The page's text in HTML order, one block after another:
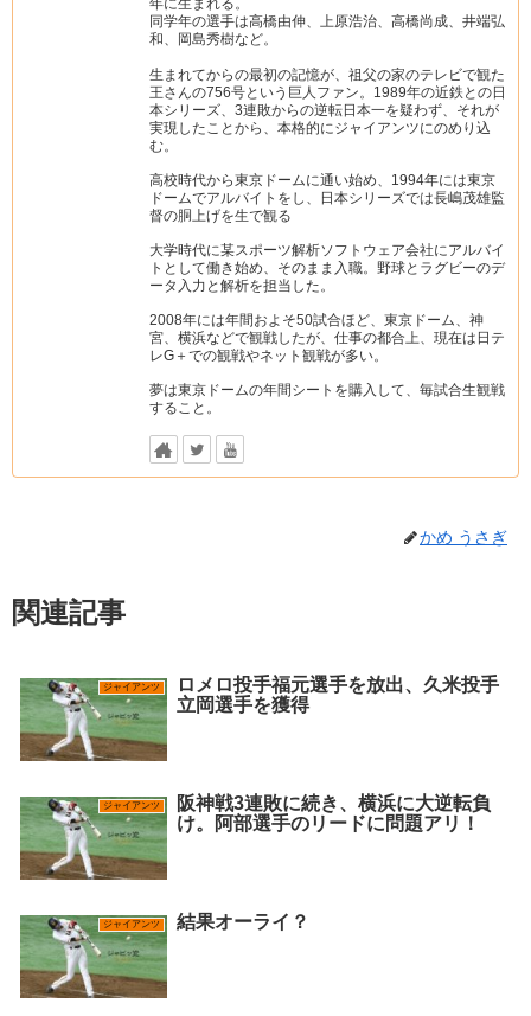
年に生まれる。
同学年の選手は高橋由伸、上原浩治、高橋尚成、井端弘
和、岡島秀樹など。
生まれてからの最初の記憶が、祖父の家のテレビで観た
王さんの756号という巨人ファン。1989年の近鉄との日
本シリーズ、3連敗からの逆転日本一を疑わず、それが
実現したことから、本格的にジャイアンツにのめり込
む。
高校時代から東京ドームに通い始め、1994年には東京
ドームでアルバイトをし、日本シリーズでは長嶋茂雄監
督の胴上げを生で観る
大学時代に某スポーツ解析ソフトウェア会社にアルバイ
トとして働き始め、そのまま入職。野球とラグビーのデ
ータ入力と解析を担当した。
2008年には年間およそ50試合ほど、東京ドーム、神
宮、横浜などで観戦したが、仕事の都合上、現在は日テ
レG＋での観戦やネット観戦が多い。
夢は東京ドームの年間シートを購入して、毎試合生観戦
すること。
かめ うさぎ
関連記事
ジャイアンツ
ロメロ投手福元選手を放出、久米投手
立岡選手を獲得
ジャイアンツ
阪神戦3連敗に続き、横浜に大逆転負
け。阿部選手のリードに問題アリ！
ジャイアンツ 結果オーライ？